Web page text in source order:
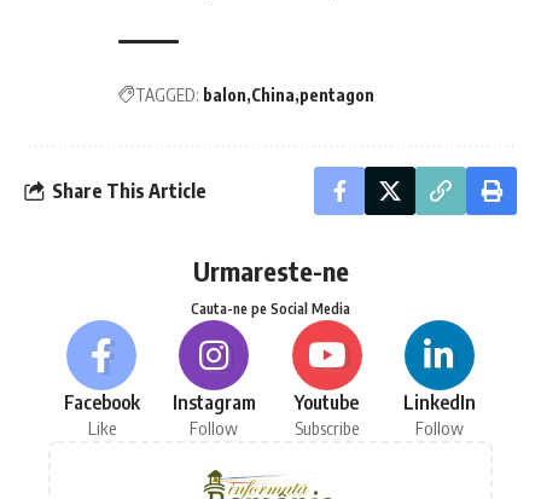
TAGGED: balon China pentagon
Share This Article
Urmareste-ne
Cauta-ne pe Social Media
Facebook
Like
Instagram
Follow
Youtube
Subscribe
LinkedIn
Follow